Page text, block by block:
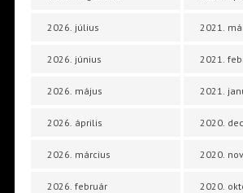
2026. július
2026. június
2026. május
2026. április
2026. március
2026. február
2021.
2021.
2021.
2020.
2020.
2020.